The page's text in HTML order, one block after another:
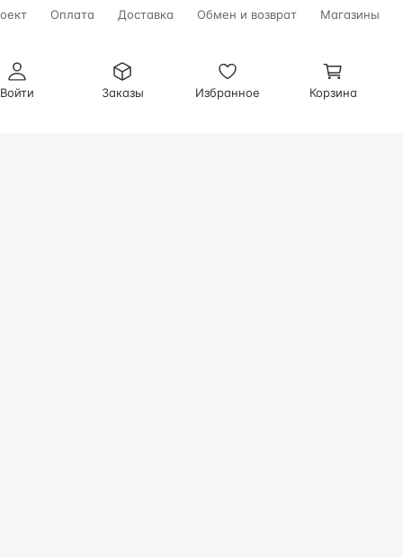
Оплата Доставка Обмен и возврат Магазины
Войти Заказы Избранное Корзина